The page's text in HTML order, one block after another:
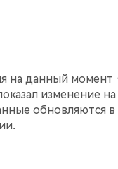
на данный
изменение на
обновляются в